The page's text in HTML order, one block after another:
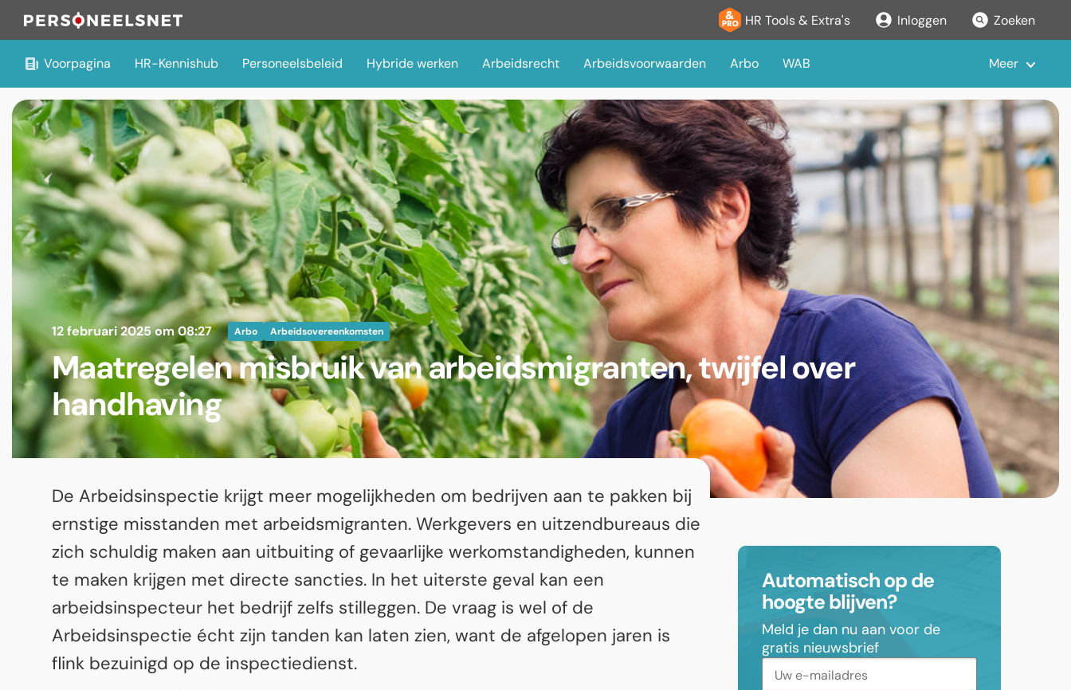
HR Tools & Extra's Inloggen Zoeken
Voorpagina HR-Kennishub Personeelsbeleid Hybride werken Arbeidsrecht Arbeidsvoorwaarden Arbo WAB Meer
12 februari 2025 om 08:27 Arbo Arbeidsovereenkomsten
Maatregelen misbruik van arbeidsmigranten, twijfel over
handhaving
De Arbeidsinspectie krijgt meer mogelijkheden om bedrijven aan te pakken bij
ernstige misstanden met arbeidsmigranten. Werkgevers en uitzendbureaus die
zich schuldig maken aan uitbuiting of gevaarlijke werkomstandigheden, kunnen
te maken krijgen met directe sancties. In het uiterste geval kan een
arbeidsinspecteur het bedrijf zelfs stilleggen. De vraag is wel of de
Arbeidsinspectie écht zijn tanden kan laten zien, want de afgelopen jaren is
flink bezuinigd op de inspectiedienst.
Automatisch op de
hoogte blijven?
Meld je dan nu aan voor de
gratis nieuwsbrief